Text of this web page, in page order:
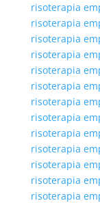
risoterapia
risoterapia
risoterapia
risoterapia
risoterapia
risoterapia
risoterapia
risoterapia
risoterapia
risoterapia
risoterapia
risoterapia
risoterapia